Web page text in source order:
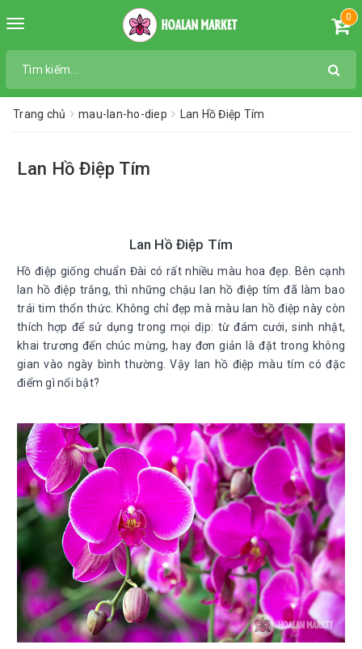
Toggle
0
Trang chủ mau-lan-ho-diep Lan Hồ Điệp Tím
Lan Hồ Điệp Tím
Lan Hồ Điệp Tím
Hồ điệp giống chuẩn Đài có rất nhiều màu hoa đẹp. Bên cạnh
lan hồ điệp trắng, thì những chậu lan hồ điệp tím đã làm bao
trái tim thổn thức. Không chỉ đẹp mà màu lan hồ điệp này còn
thích hợp để sử dụng trong mọi dịp: từ đám cưới, sinh nhật,
khai trương đến chúc mừng, hay đơn giản là đặt trong không
gian vào ngày bình thường. Vậy lan hồ điệp màu tím có đặc
điểm gì nổi bật?